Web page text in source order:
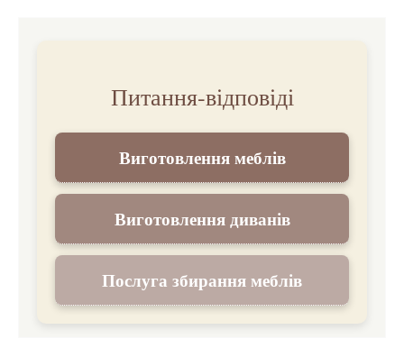
Питання-відповіді
Виготовлення меблів
Виготовлення диванів
Послуга збирання меблів